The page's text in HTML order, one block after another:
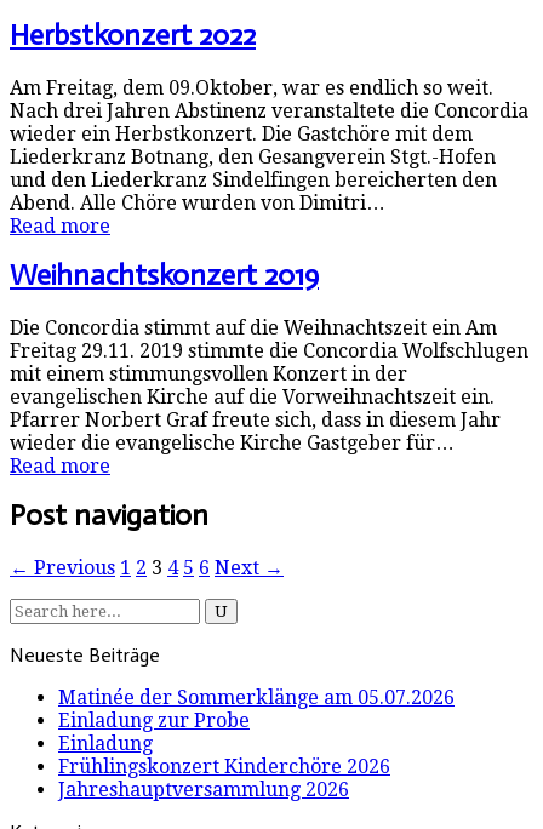
Herbstkonzert 2022
Am Freitag, dem 09.Oktober, war es endlich so weit.
Nach drei Jahren Abstinenz veranstaltete die Concordia
wieder ein Herbstkonzert. Die Gastchöre mit dem
Liederkranz Botnang, den Gesangverein Stgt.-Hofen
und den Liederkranz Sindelfingen bereicherten den
Abend. Alle Chöre wurden von Dimitri…
Read more
Weihnachtskonzert 2019
Die Concordia stimmt auf die Weihnachtszeit ein Am
Freitag 29.11. 2019 stimmte die Concordia Wolfschlugen
mit einem stimmungsvollen Konzert in der
evangelischen Kirche auf die Vorweihnachtszeit ein.
Pfarrer Norbert Graf freute sich, dass in diesem Jahr
wieder die evangelische Kirche Gastgeber für…
Read more
Post navigation
← Previous 1 2 3 4 5 6 Next →
Neueste Beiträge
Matinée der Sommerklänge am 05.07.2026
Einladung zur Probe
Einladung
Frühlingskonzert Kinderchöre 2026
Jahreshauptversammlung 2026